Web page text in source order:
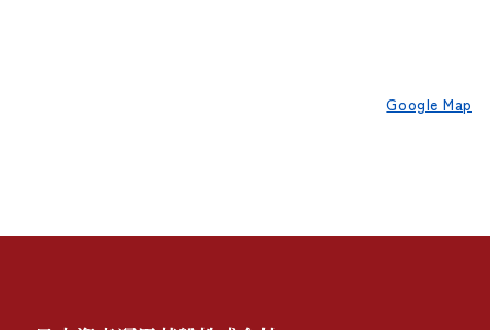
Google Map